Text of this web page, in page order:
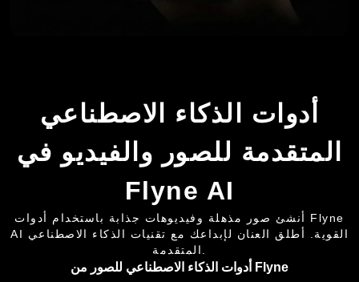
أدوات الذكاء الاصطناعي
المتقدمة للصور والفيديو في
Flyne AI
أنشئ صور مذهلة وفيديوهات جذابة باستخدام أدوات Flyne
AI القوية. أطلق العنان لإبداعك مع تقنيات الذكاء الاصطناعي
أدوات الذكاء الاصطناعي للصور من Flyne